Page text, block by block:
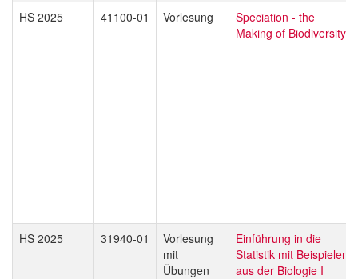
HS 2025 41100-01 Vorlesung
Speciation - the
Making of Biodiversity
HS 2025 31940-01
Vorlesung
mit
Übungen
Einführung in die
Statistik mit Beispielen
aus der Biologie I